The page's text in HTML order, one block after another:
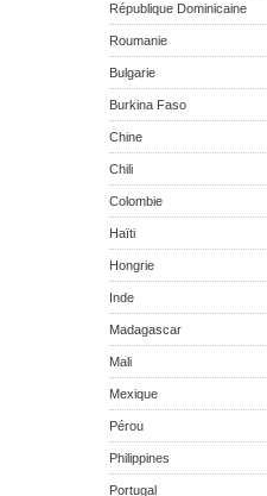
République Dominicaine
Roumanie
Bulgarie
Burkina Faso
Chine
Chili
Colombie
Haïti
Hongrie
Inde
Madagascar
Mali
Mexique
Pérou
Philippines
Portugal